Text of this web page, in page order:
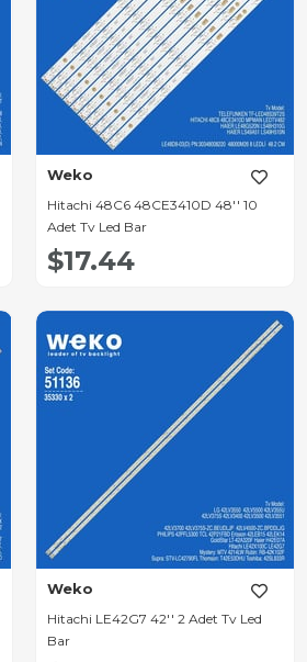
Weko
Hitachi 48C6 48CE3410D 48'' 10
Adet Tv Led Bar
$17.44
Weko
Hitachi LE42G7 42'' 2 Adet Tv Led
Bar